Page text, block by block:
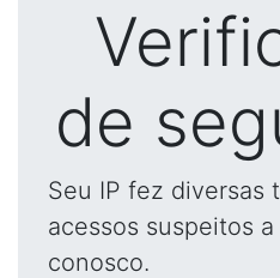
de
Seu IP fez diversas
acessos suspeitos
conosco.